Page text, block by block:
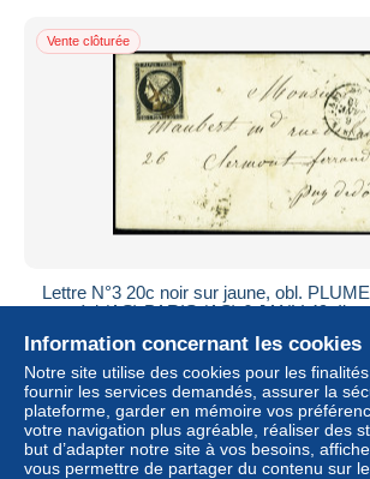
Vente clôturée
Lettre N°3 20c noir sur jaune, obl.
càd (AS) PARIS (AS) 6 JANV 49. Il
± 1 382,64 $US
Statut
Information concernant les cookies
Notre site utilise des cookies pour les
fournir les services demandés, assurer la
plateforme, garder en mémoire vos
votre navigation plus agréable, réaliser des
but d’adapter notre site à vos besoins,
vous permettre de partager du contenu sur